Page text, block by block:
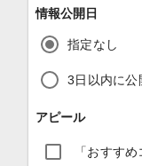
情報公開日
指定なし
3日以内に公
アピール
「おすす